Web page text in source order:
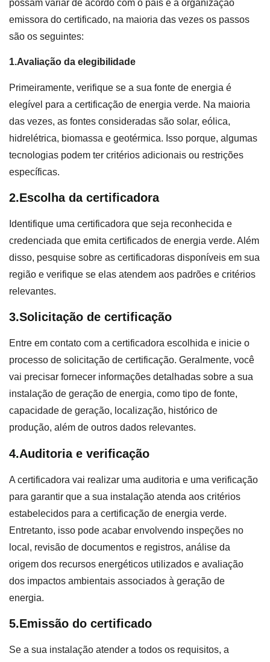
possam variar de acordo com o país e a organização
emissora do certificado, na maioria das vezes os passos
são os seguintes:
1.Avaliação da elegibilidade
Primeiramente, verifique se a sua fonte de energia é
elegível para a certificação de energia verde. Na maioria
das vezes, as fontes consideradas são solar, eólica,
hidrelétrica, biomassa e geotérmica. Isso porque, algumas
tecnologias podem ter critérios adicionais ou restrições
específicas.
2.Escolha da certificadora
Identifique uma certificadora que seja reconhecida e
credenciada que emita certificados de energia verde. Além
disso, pesquise sobre as certificadoras disponíveis em sua
região e verifique se elas atendem aos padrões e critérios
relevantes.
3.Solicitação de certificação
Entre em contato com a certificadora escolhida e inicie o
processo de solicitação de certificação. Geralmente, você
vai precisar fornecer informações detalhadas sobre a sua
instalação de geração de energia, como tipo de fonte,
capacidade de geração, localização, histórico de
produção, além de outros dados relevantes.
4.Auditoria e verificação
A certificadora vai realizar uma auditoria e uma verificação
para garantir que a sua instalação atenda aos critérios
estabelecidos para a certificação de energia verde.
Entretanto, isso pode acabar envolvendo inspeções no
local, revisão de documentos e registros, análise da
origem dos recursos energéticos utilizados e avaliação
dos impactos ambientais associados à geração de
energia.
5.Emissão do certificado
Se a sua instalação atender a todos os requisitos, a